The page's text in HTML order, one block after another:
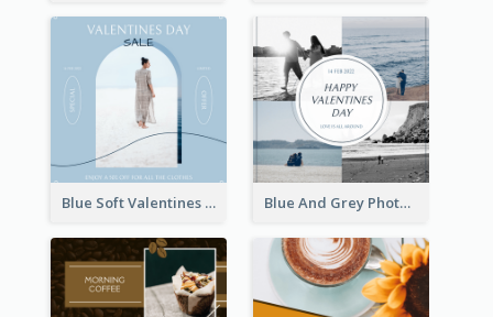
Blue Soft Valentines Day Limited Sale Instagram Post Blue And Grey Photo Grid Valentines Day Instagram Post